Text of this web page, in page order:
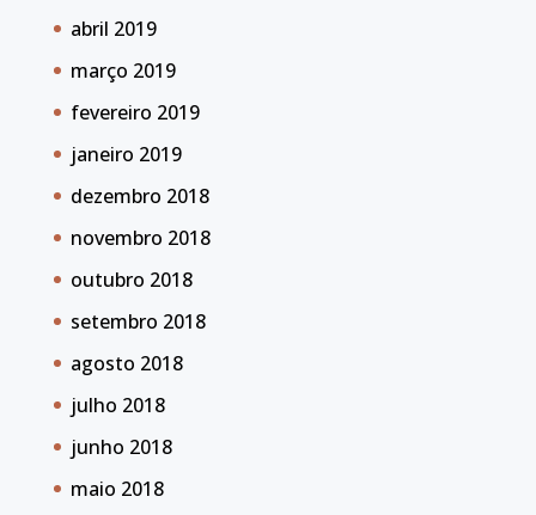
abril 2019
março 2019
fevereiro 2019
janeiro 2019
dezembro 2018
novembro 2018
outubro 2018
setembro 2018
agosto 2018
julho 2018
junho 2018
maio 2018